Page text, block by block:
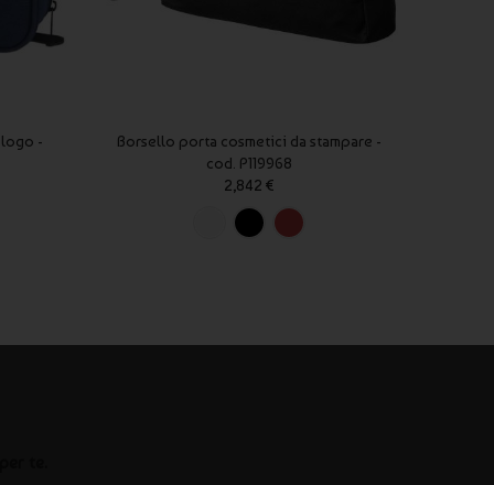
-
Borsello porta cosmetici da stampare -
cod. P119968
2,842 €